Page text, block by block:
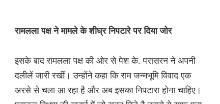
रामलला पक्ष ने मामले के शीघ्र निपटारे पर दिया जोर
इसके बाद रामलला पक्ष की ओर से पेश के. परासरन ने अपनी
दलीलें जारी रखीं। उन्होंने कहा कि राम जन्मभूमि विवाद एक
अरसे से चला आ रहा है और अब इसका निपटारा होना चाहिए।